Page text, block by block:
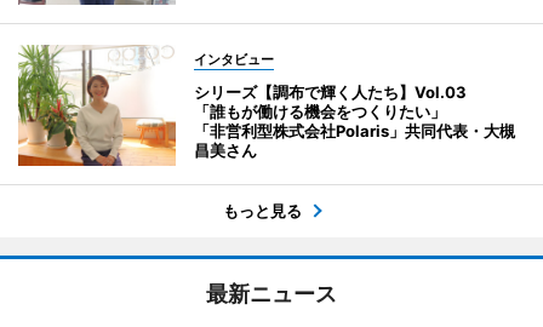
インタビュー
シリーズ【調布で輝く人たち】Vol.03
「誰もが働ける機会をつくりたい」
「非営利型株式会社Polaris」共同代表・大槻
昌美さん
もっと見る
最新ニュース